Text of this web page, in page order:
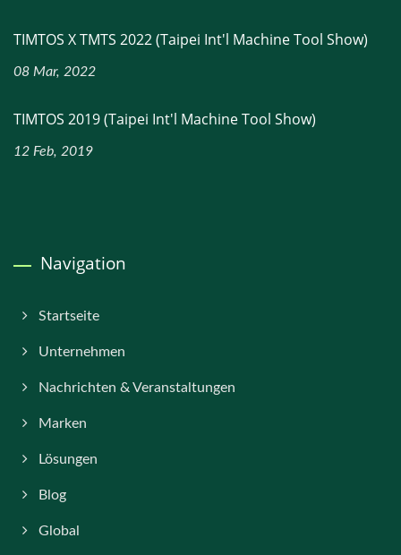
TIMTOS X TMTS 2022 (Taipei Int'l Machine Tool Show)
08 Mar, 2022
TIMTOS 2019 (Taipei Int'l Machine Tool Show)
12 Feb, 2019
Navigation
Startseite
Unternehmen
Nachrichten & Veranstaltungen
Marken
Lösungen
Blog
Global